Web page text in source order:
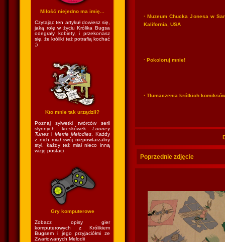
Miłość niejedno ma imię...
Czytając ten artykuł dowiesz się,
jaką rolę w życiu Królika Bugsa
odegrały kobiety, i przekonasz
się, że króliki też potrafią kochać
;)
Kto mnie tak urządził?
Poznaj sylwetki twórców serii
słynnych kreskówek Looney
Tunes i Merrie Melodies . Każdy
z nich miał swój niepowtarzalny
styl, każdy też miał nieco inną
wizję postaci
Gry komputerowe
Zobacz opisy gier
komputerowych z Królikiem
Bugsem i jego przyjaciółmi ze
Zwariowanych Melodii
· Muzeum Chucka Jonesa w
Kalifornia, USA
· Pokoloruj mnie!
· Tłumaczenia krótkich
Poprzednie zdjęcie